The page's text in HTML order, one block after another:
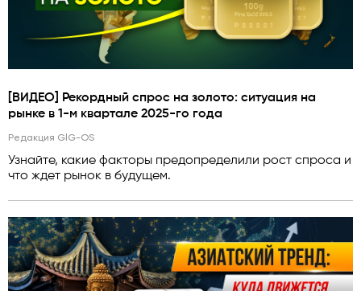
[ВИДЕО] Рекордный спрос на золото: ситуация на
рынке в 1-м квартале 2025-го года
Редакция GlG-OS
Узнайте, какие факторы предопределили рост спроса и
что ждет рынок в будущем.